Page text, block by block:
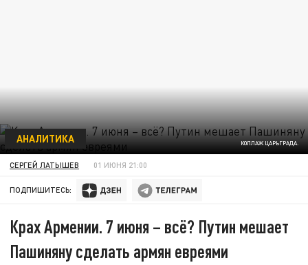
КОЛЛАЖ ЦАРЬГРАДА.
АНАЛИТИКА
СЕРГЕЙ ЛАТЫШЕВ 01 ИЮНЯ 21:00
ПОДПИШИТЕСЬ:
Крах Армении. 7 июня – всё? Путин мешает
Пашиняну сделать армян евреями